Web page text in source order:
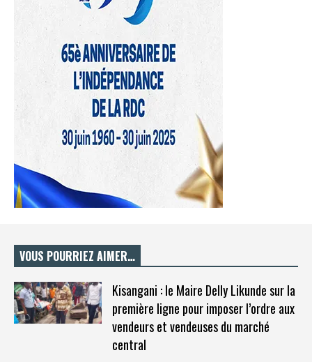
VOUS POURRIEZ AIMER…
Kisangani : le Maire Delly Likunde sur la
première ligne pour imposer l’ordre aux
vendeurs et vendeuses du marché
central